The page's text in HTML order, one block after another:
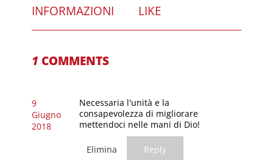
INFORMAZIONI LIKE
1 COMMENTS
9
Giugno
2018
Necessaria l'unità e la
consapevolezza di migliorare
mettendoci nelle mani di Dio!
Elimina Reply